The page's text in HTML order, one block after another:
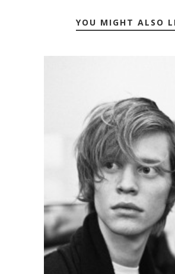
YOU MIGHT ALSO